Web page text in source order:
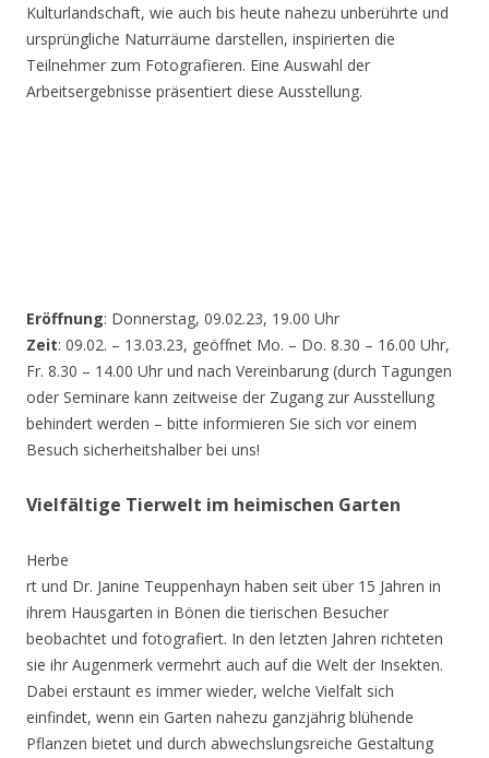
Kulturlandschaft, wie auch bis heute nahezu unberührte und
ursprüngliche Naturräume darstellen, inspirierten die
Teilnehmer zum Fotografieren. Eine Auswahl der
Arbeitsergebnisse präsentiert diese Ausstellung.
Eröffnung: Donnerstag, 09.02.23, 19.00 Uhr
Zeit: 09.02. – 13.03.23, geöffnet Mo. – Do. 8.30 – 16.00 Uhr,
Fr. 8.30 – 14.00 Uhr und nach Vereinbarung (durch Tagungen
oder Seminare kann zeitweise der Zugang zur Ausstellung
behindert werden – bitte informieren Sie sich vor einem
Besuch sicherheitshalber bei uns!
Vielfältige Tierwelt im heimischen Garten
Herbe
rt und Dr. Janine Teuppenhayn haben seit über 15 Jahren in
ihrem Hausgarten in Bönen die tierischen Besucher
beobachtet und fotografiert. In den letzten Jahren richteten
sie ihr Augenmerk vermehrt auch auf die Welt der Insekten.
Dabei erstaunt es immer wieder, welche Vielfalt sich
einfindet, wenn ein Garten nahezu ganzjährig blühende
Pflanzen bietet und durch abwechslungsreiche Gestaltung